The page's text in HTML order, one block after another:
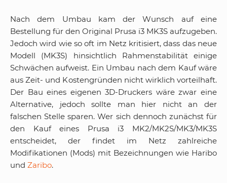
Nach dem Umbau kam der Wunsch auf eine
Bestellung für den Original Prusa i3 MK3S aufzugeben.
Jedoch wird wie so oft im Netz kritisiert, dass das neue
Modell (MK3S) hinsichtlich Rahmenstabilität einige
Schwächen aufweist. Ein Umbau nach dem Kauf wäre
aus Zeit- und Kostengründen nicht wirklich vorteilhaft.
Der Bau eines eigenen 3D-Druckers wäre zwar eine
Alternative, jedoch sollte man hier nicht an der
falschen Stelle sparen. Wer sich dennoch zunächst für
den Kauf eines Prusa i3 MK2/MK2S/MK3/MK3S
entscheidet, der findet im Netz zahlreiche
Modifikationen (Mods) mit Bezeichnungen wie Haribo
und Zaribo.